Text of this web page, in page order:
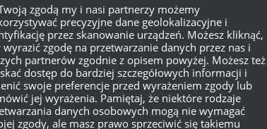
wieży Vickers Medium Mk. I z 140
zgodą my i nasi partnerzy możemy
precyzyjne dane geolokalizacyjne i
przez skanowanie urządzeń. Możesz kliknąć,
wyrazić zgodę na przetwarzanie danych przez nas i
partnerów zgodnie z opisem powyżej. Możesz też
dostęp do bardziej szczegółowych informacji i
swoje preferencje przed wyrażeniem zgody lub
jej wyrażenia. Pamiętaj, że niektóre rodzaje
danych osobowych mogą nie wymagać
zgody, ale masz prawo sprzeciwić się takiemu